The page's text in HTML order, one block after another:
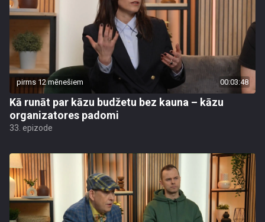
pirms 12 mēnešiem 00:03:48
Kā runāt par kāzu budžetu bez kauna – kāzu
organizatores padomi
33. epizode